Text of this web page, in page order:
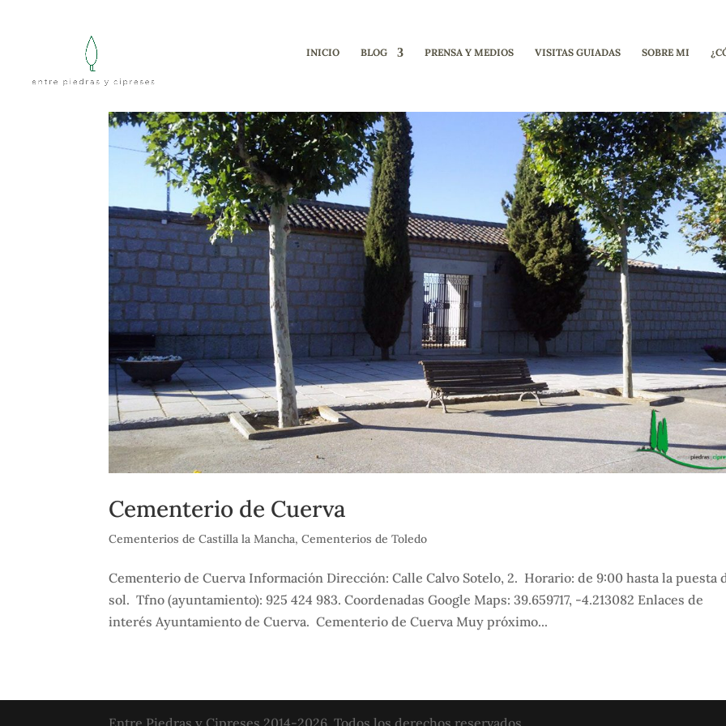
INICIO BLOG PRENSA Y MEDIOS VISITAS GUIADAS SOBRE MI
Cementerio de Cuerva
Cementerios de Castilla la Mancha,Cementerios de Toledo
Cementerio de Cuerva Información Dirección: Calle Calvo Sotelo, 2. Horario: de 9:00 hasta la puesta
sol. Tfno (ayuntamiento): 925 424 983. Coordenadas Google Maps: 39.659717, -4.213082 Enlaces de
interés Ayuntamiento de Cuerva. Cementerio de Cuerva Muy próximo...
Entre Piedras y Cipreses 2014-2026. Todos los derechos reservados.